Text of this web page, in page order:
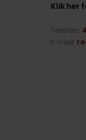
Klik her
Telefon:
E-mail: